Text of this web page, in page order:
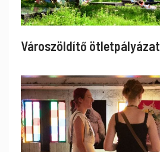
Városzöldítő ötletpályázat